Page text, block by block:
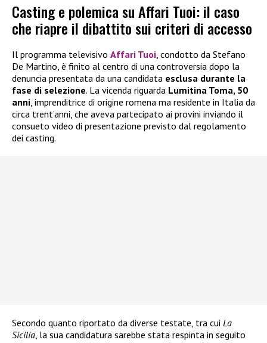
Casting e polemica su Affari Tuoi: il caso
che riapre il dibattito sui criteri di accesso
Il programma televisivo Affari Tuoi, condotto da Stefano
De Martino, è finito al centro di una controversia dopo la
denuncia presentata da una candidata esclusa durante la
fase di selezione. La vicenda riguarda Lumitina Toma, 50
anni, imprenditrice di origine romena ma residente in Italia da
circa trent’anni, che aveva partecipato ai provini inviando il
consueto video di presentazione previsto dal regolamento
dei casting.
Secondo quanto riportato da diverse testate, tra cui La
Sicilia, la sua candidatura sarebbe stata respinta in seguito